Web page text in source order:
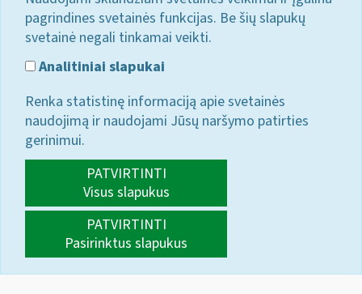
pagrindines svetainės funkcijas. Be šių slapukų
svetainė negali tinkamai veikti.
Analitiniai slapukai
Renka statistinę informaciją apie svetainės
naudojimą ir naudojami Jūsų naršymo patirties
gerinimui.
PATVIRTINTI
Visus slapukus
PATVIRTINTI
Pasirinktus slapukus